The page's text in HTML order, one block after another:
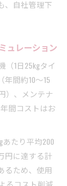
、自社管理下
ュレーション
1日25kgタイ
間約10～15
）、メンテナ
間コストはお
あたり平均200
円に達する計
るため、使用